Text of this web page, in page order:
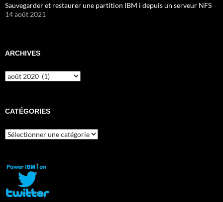
Sauvegarder et restaurer une partition IBM i depuis un serveur NFS
14 août 2021
ARCHIVES
Archives
CATÉGORIES
Catégories